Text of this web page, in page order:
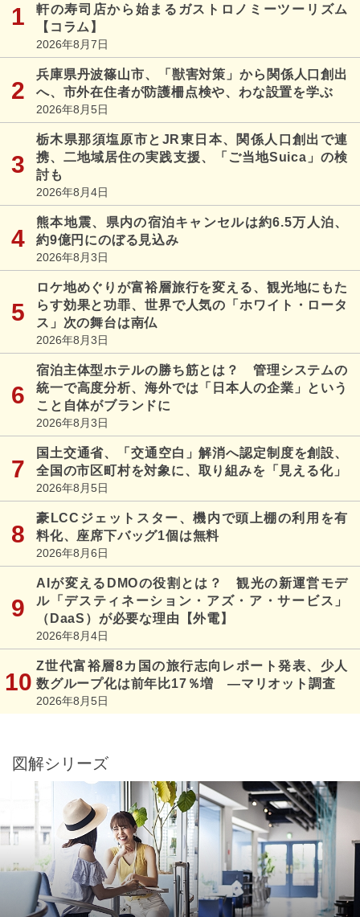
軒の寿司店から始まるガストロノミーツーリズム
【コラム】
2026年8月7日
兵庫県丹波篠山市、「獣害対策」から関係人口創出
へ、市外在住者が防護柵点検や、わな設置を学ぶ
2026年8月5日
栃木県那須塩原市とJR東日本、関係人口創出で連
携、二地域居住の実践支援、「ご当地Suica」の検
討も
2026年8月4日
熊本地震、県内の宿泊キャンセルは約6.5万人泊、
約9億円にのぼる見込み
2026年8月3日
ロケ地めぐりが富裕層旅行を変える、観光地にもた
らす効果と功罪、世界で人気の「ホワイト・ロータ
ス」次の舞台は南仏
2026年8月3日
宿泊主体型ホテルの勝ち筋とは？ 管理システムの
統一で高度分析、海外では「日本人の企業」という
こと自体がブランドに
2026年8月3日
国土交通省、「交通空白」解消へ認定制度を創設、
全国の市区町村を対象に、取り組みを「見える化」
2026年8月5日
豪LCCジェットスター、機内で頭上棚の利用を有
料化、座席下バッグ1個は無料
2026年8月6日
AIが変えるDMOの役割とは？ 観光の新運営モデ
ル「デスティネーション・アズ・ア・サービス」
（DaaS）が必要な理由【外電】
2026年8月4日
Z世代富裕層8カ国の旅行志向レポート発表、少人
数グループ化は前年比17％増 ―マリオット調査
2026年8月5日
図解シリーズ